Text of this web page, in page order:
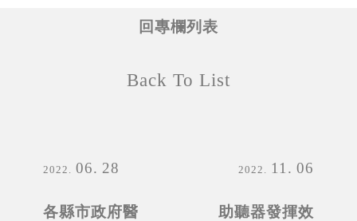
2022 06 28
各縣市政府醫
回專欄列表
Back To List
2022 11 06
助聽器發揮效